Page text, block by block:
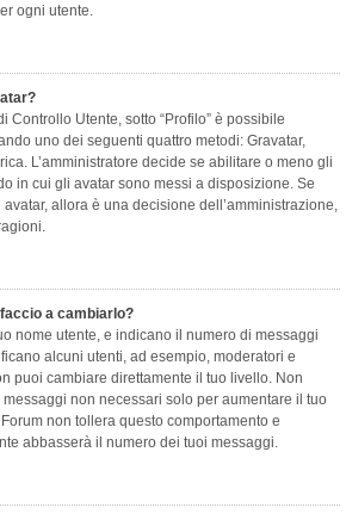
ogni utente.
Controllo Utente, sotto “Profilo” è possibile
uno dei seguenti quattro metodi: Gravatar,
L’amministratore decide se abilitare o meno gli
in cui gli avatar sono messi a disposizione. Se
allora è una decisione dell’amministrazione,
a cambiarlo?
nome utente, e indicano il numero di messaggi
alcuni utenti, ad esempio, moderatori e
puoi cambiare direttamente il tuo livello. Non
non necessari solo per aumentare il tuo
non tollera questo comportamento e
abbasserà il numero dei tuoi messaggi.